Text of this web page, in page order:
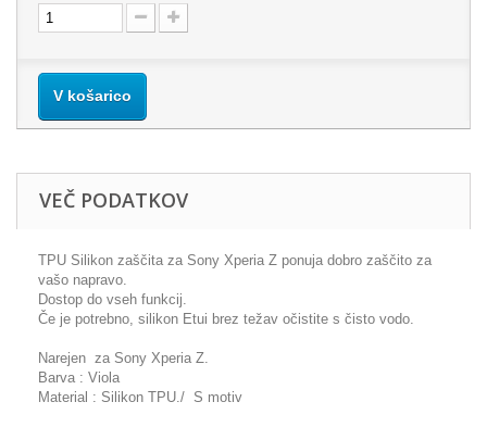
V košarico
VEČ PODATKOV
TPU Silikon zaščita za Sony Xperia Z ponuja dobro zaščito za
vašo napravo.
Dostop do vseh funkcij.
Če je potrebno, silikon Etui brez težav očistite s čisto vodo.
Narejen za Sony Xperia Z.
Barva : Viola
Material : Silikon TPU./ S motiv